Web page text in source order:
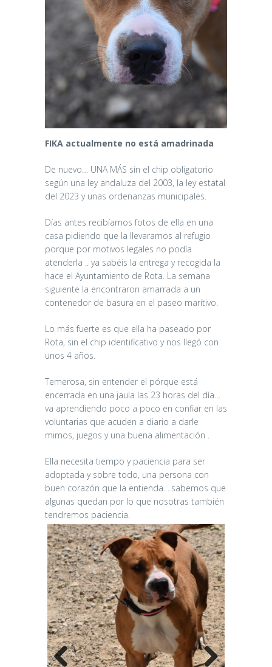
FIKA actualmente no está amadrinada
De nuevo… UNA MÁS sin el chip obligatorio
según una ley andaluza del 2003, la ley estatal
del 2023 y unas ordenanzas municipales.
Días antes recibíamos fotos de ella en una
casa pidiendo que la llevaramos al refugio
porque por motivos legales no podía
atenderla .. ya sabéis la entrega y recogida la
hace el Ayuntamiento de Rota. La semana
siguiente la encontraron amarrada a un
contenedor de basura en el paseo marítivo.
Lo más fuerte es que ella ha paseado por
Rota, sin el chip identificativo y nos llegó con
unos 4 años.
Temerosa, sin entender el pórque está
encerrada en una jaula las 23 horas del día…
va aprendiendo poco a poco en confiar en las
voluntarias que acuden a diario a darle
mimos, juegos y una buena alimentación .
Ella necesita tiempo y paciencia para ser
adoptada y sobre todo, una persona con
buen corazón que la entienda. ..sabemos que
algunas quedan por lo que nosotras también
tendremos paciencia.